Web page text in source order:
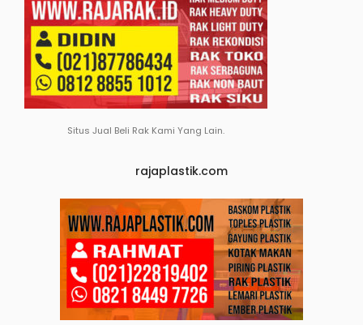
Situs Jual Beli Rak Kami Yang Lain.
rajaplastik.com